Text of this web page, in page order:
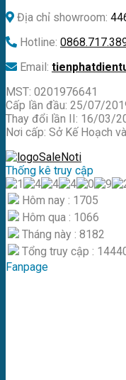
Địa chỉ showroom:
Hotline:
Email:
MST: 0201976641
Cấp lần đầu: 25/07/
Thay đổi lần II: 16/03/
Nơi cấp: Sở Kế Hoạch
Thống kê truy cập
Hôm nay : 1705
Hôm qua : 1066
Tháng này : 8182
Tổng truy cập :
Fanpage